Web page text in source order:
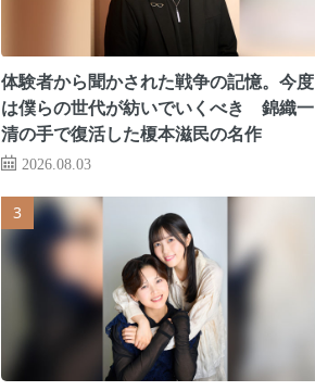
体験者から聞かされた戦争の記憶。今度
は僕らの世代が紡いでいくべき 錦織一
清の手で復活した榎本滋民の名作
2026.08.03